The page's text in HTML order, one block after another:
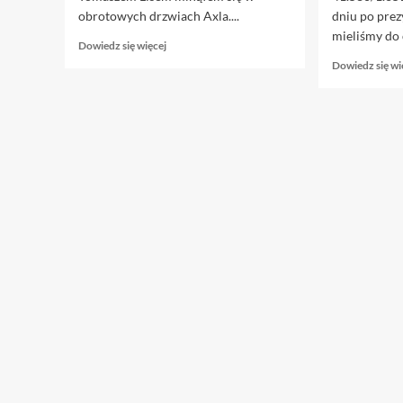
obrotowych drzwiach Axla....
Dowiedz się więcejDowiedz
dniu po
mieliśmy do
Dowiedz się